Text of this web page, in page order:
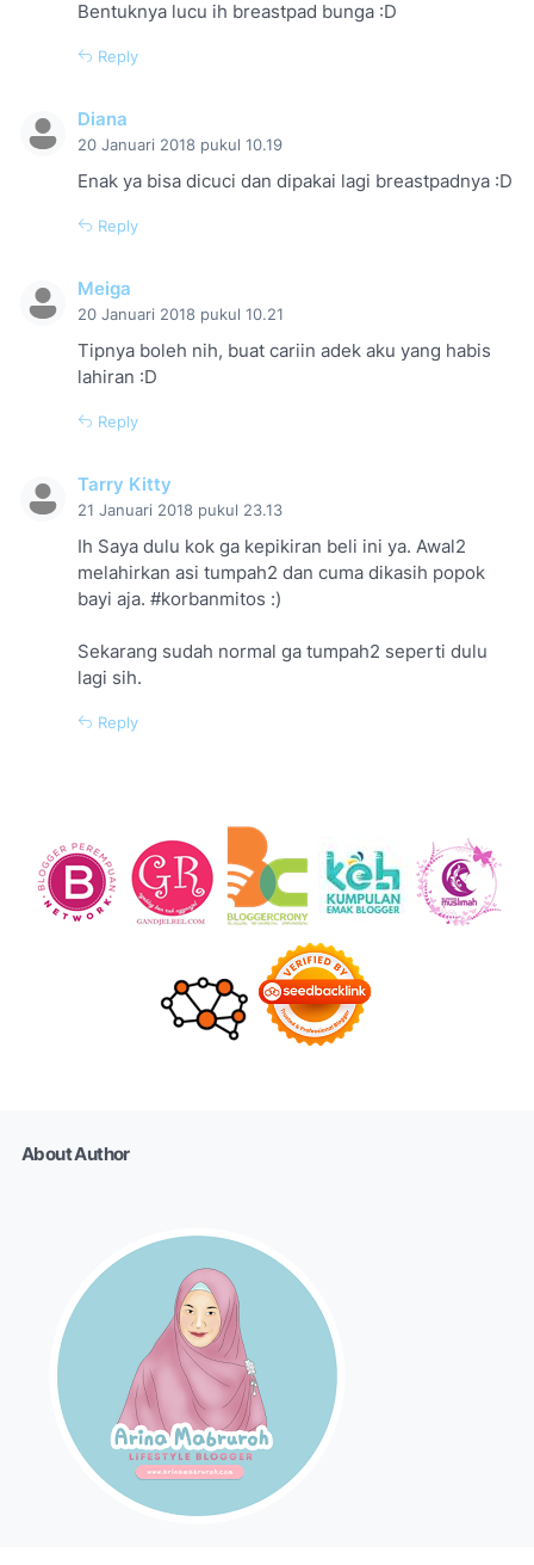
Bentuknya lucu ih breastpad bunga :D
Reply
Diana
20 Januari 2018 pukul 10.19
Enak ya bisa dicuci dan dipakai lagi breastpadnya :D
Reply
Meiga
20 Januari 2018 pukul 10.21
Tipnya boleh nih, buat cariin adek aku yang habis
lahiran :D
Reply
Tarry Kitty
21 Januari 2018 pukul 23.13
Ih Saya dulu kok ga kepikiran beli ini ya. Awal2
melahirkan asi tumpah2 dan cuma dikasih popok
bayi aja. #korbanmitos :)
Sekarang sudah normal ga tumpah2 seperti dulu
lagi sih.
Reply
About Author